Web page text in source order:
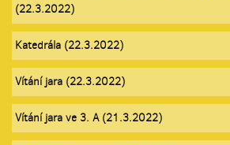
(22.3.2022)
Katedrála (22.3.2022)
Vítání jara (22.3.2022)
Vítání jara ve 3. A (21.3.2022)